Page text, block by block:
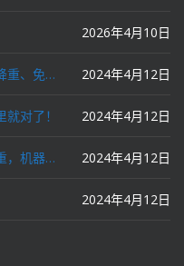
2026年4月10日
免费论文查重、免费查重、免费论文降重、免费降重、智能降重、一键降重、降低AIGC写作率、AI写论文，这些名词你了解吗？ 2024年4月12日
对了！ 2024年4月12日
论文查重免费查重，论文降重免费降重，机器降重，人工降重，降低AIGC写作率，ai写论文，都要选论文狗和paperdog以及文思慧达！ 2024年4月12日
2024年4月12日